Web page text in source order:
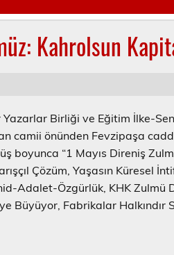
Kahrolsun
Yazarlar Birliği ve Eğitim İlke-
camii önünden Fevzipaşa
boyunca “1 Mayıs Direniş
Çözüm, Yaşasın Küresel
Adalet-Özgürlük, KHK Zulmü
Büyüyor, Fabrikalar Halkındır